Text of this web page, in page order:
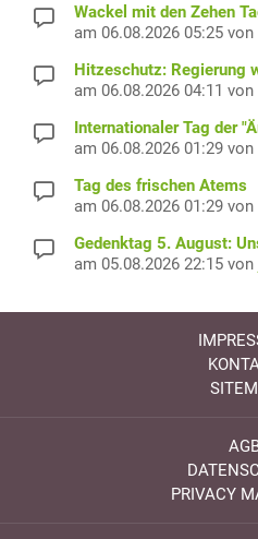
Wackel mit den Zehen
am 06.08.2026 05:25 von
Hitzeschutz: Regierung
am 06.08.2026 04:11 von
Internationaler Tag der
am 06.08.2026 01:29 von
Tag des frischen Atems
am 06.08.2026 01:29 von
Gedenktag 5. August:
am 05.08.2026 22:15 von
PRIVACY